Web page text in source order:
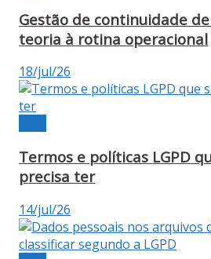
Gestão de continuidade
teoria à rotina operacional
18/jul/26
Termos e políticas LGPD
precisa ter
14/jul/26